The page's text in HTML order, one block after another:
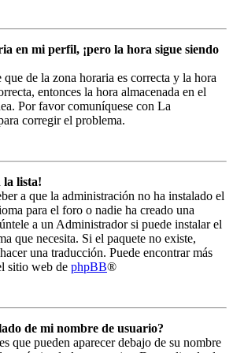
en mi perfil, ¡pero la hora sigue siendo
que de la zona horaria es correcta y la hora
entonces la hora almacenada en el
Por favor comuníquese con La
corregir el problema.
la lista!
a que la administración no ha instalado el
para el foro o nadie ha creado una
a un Administrador si puede instalar el
que necesita. Si el paquete no existe,
una traducción. Puede encontrar más
sitio web de phpBB®
de mi nombre de usuario?
que pueden aparecer debajo de su nombre